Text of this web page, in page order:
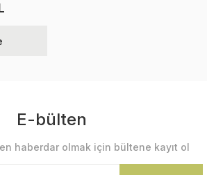
E-bülten
haberdar olmak için bültene kayıt ol